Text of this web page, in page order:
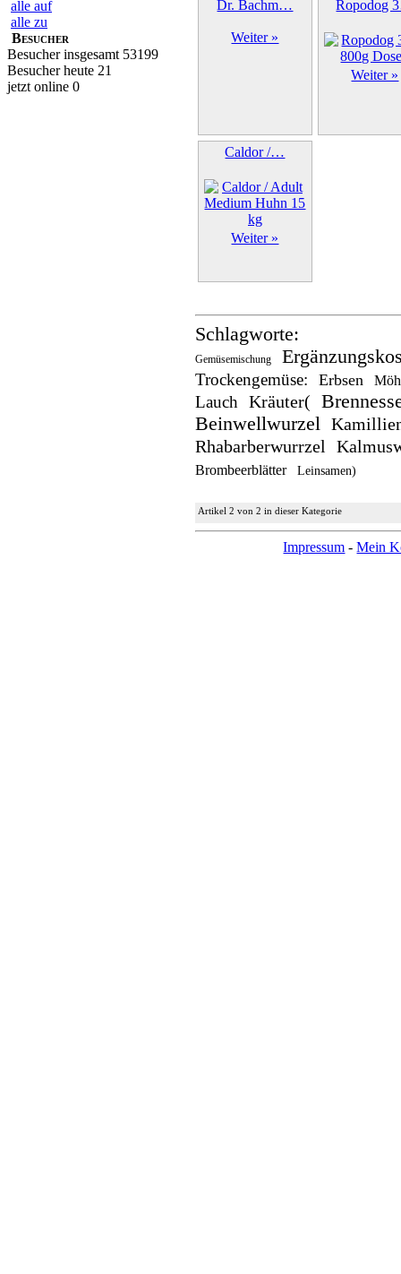
alle auf
alle zu
Besucher
Besucher insgesamt 53199
Besucher heute 21
jetzt online 0
Dr. Bachm…
Weiter »
Ropodog
Weiter »
Caldor /…
Weiter »
Schlagworte:
Gemüsemischung
Trockengemüse: Erbsen
Lauch Kräuter(
Beinwellwurzel
Rhabarberwurrzel
Brombeerblätter Leinsamen)
Artikel 2 von 2 in dieser Kategorie
Impressum -Mein